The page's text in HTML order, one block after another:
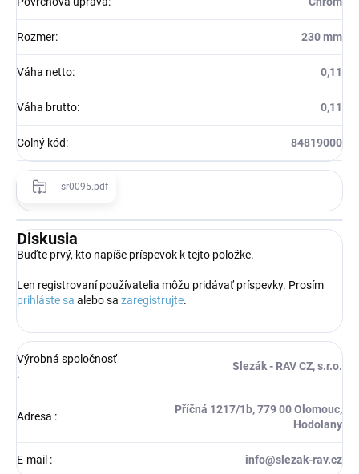
Rozmer: 230 mm
Váha netto: 0,11
Váha brutto: 0,11
Colný kód: 84819000
sr0095.pdf
Diskusia
Buďte prvý, kto napíše príspevok k tejto položke.
Len registrovaní používatelia môžu pridávať príspevky. Prosím
prihláste sa alebo sa zaregistrujte.
Výrobná spoločnosť
:
Slezák - RAV CZ, s.r.o.
Adresa :
Příčná 1217/1b, 779 00 Olomouc,
Hodolany
E-mail : info@slezak-rav.cz